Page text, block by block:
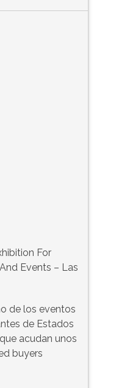
For
Events – Las
de los eventos
de Estados
acudan unos
buyers